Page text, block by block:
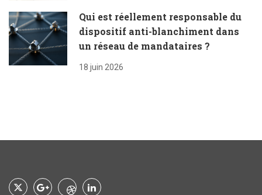
Qui est réellement responsable du
dispositif anti-blanchiment dans
un réseau de mandataires ?
18 juin 2026